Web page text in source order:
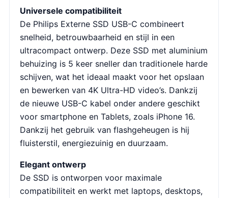
Universele compatibiliteit
De Philips Externe SSD USB-C combineert
snelheid, betrouwbaarheid en stijl in een
ultracompact ontwerp. Deze SSD met aluminium
behuizing is 5 keer sneller dan traditionele harde
schijven, wat het ideaal maakt voor het opslaan
en bewerken van 4K Ultra-HD video’s. Dankzij
de nieuwe USB-C kabel onder andere geschikt
voor smartphone en Tablets, zoals iPhone 16.
Dankzij het gebruik van flashgeheugen is hij
fluisterstil, energiezuinig en duurzaam.
Elegant ontwerp
De SSD is ontworpen voor maximale
compatibiliteit en werkt met laptops, desktops,